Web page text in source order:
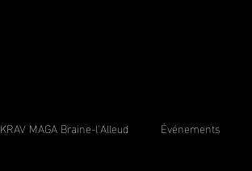
KRAV MAGA Braine-l'Alleud Événements